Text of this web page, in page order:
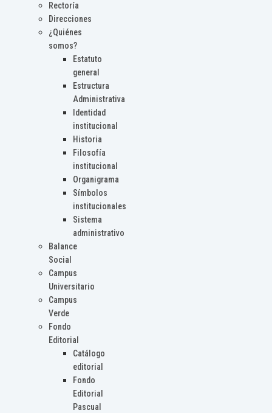
Rectoría
Direcciones
¿Quiénes
somos?
Estatuto
general
Estructura
Administrativa
Identidad
institucional
Historia
Filosofía
institucional
Organigrama
Símbolos
institucionales
Sistema
administrativo
Balance
Social
Campus
Universitario
Campus
Verde
Fondo
Editorial
Catálogo
editorial
Fondo
Editorial
Pascual